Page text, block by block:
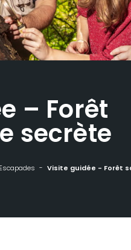
– Forêt
secrète
Escapades Visite guidée - Forêt